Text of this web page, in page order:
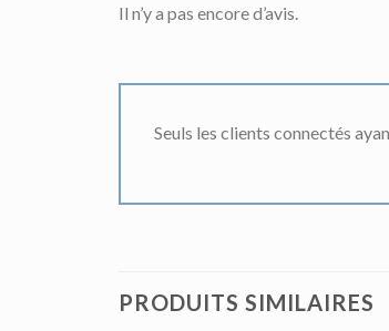
Il n’y a pas encore d’avis.
Seuls les clients connectés
PRODUITS SIMILAIRES